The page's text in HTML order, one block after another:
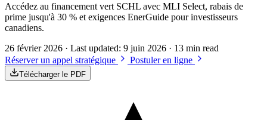
Accédez au financement vert SCHL avec MLI Select, rabais de
prime jusqu'à 30 % et exigences EnerGuide pour investisseurs
canadiens.
26 février 2026 · Last updated: 9 juin 2026 · 13 min read
Réserver un appel stratégique
Postuler en ligne
Télécharger le PDF